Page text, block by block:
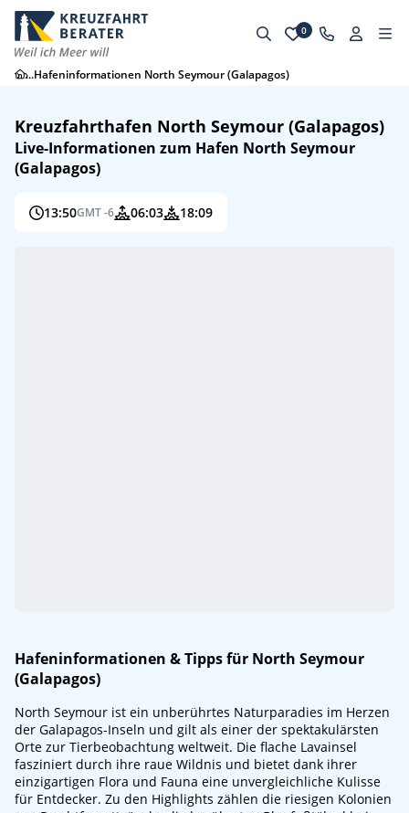
0
...Hafeninformationen North Seymour (Galapagos)
Kreuzfahrthafen North Seymour (Galapagos)
Live-Informationen zum Hafen North Seymour
(Galapagos)
13:50GMT -6 06:03 18:09
Hafeninformationen & Tipps für North Seymour
(Galapagos)
North Seymour ist ein unberührtes Naturparadies im Herzen
der Galapagos-Inseln und gilt als einer der spektakulärsten
Orte zur Tierbeobachtung weltweit. Die flache Lavainsel
fasziniert durch ihre raue Wildnis und bietet dank ihrer
einzigartigen Flora und Fauna eine unvergleichliche Kulisse
für Entdecker. Zu den Highlights zählen die riesigen Kolonien